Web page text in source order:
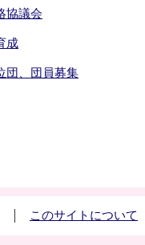
協議会
成
団、団員募集
このサイトについて